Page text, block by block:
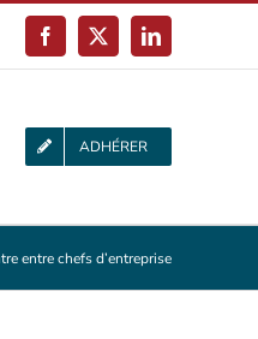
Facebook
X LinkedIn
ADHÉRER
entre chefs d’entreprise